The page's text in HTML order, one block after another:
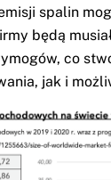
spalin
będą
co
jak i